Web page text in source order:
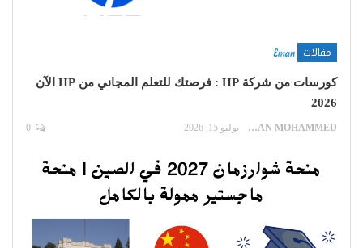
مقالات
كورسات من شركة HP : فرصتك للتعلم المجاني من HP الآن
2026
EMAN MOHAMMED يوليو 15, 2026